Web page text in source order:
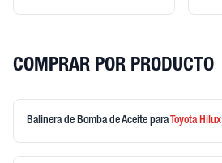
COMPRAR POR PRODUCTO
Balinera de Bomba de Aceite paraToyotaHilux